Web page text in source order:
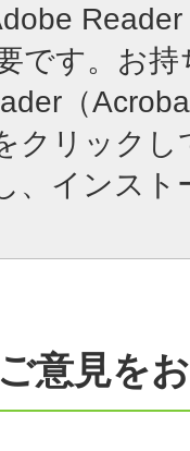
です。お
（
クリック
、インスト
意見を